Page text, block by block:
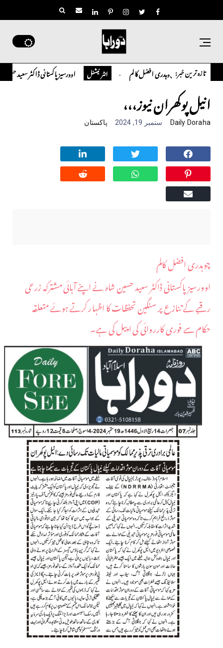
تازہ ترین خبر:
کالم چوہدری افضل کالم انٹر نیشنل اوورسیز پاکستانی ڈاکٹر سعید حسین
انیل پوکھران نیوز،،،
Daily Doraha ستمبر 19, 2024 پاکستان
چوہدری افضل کالم
اوورسیز پاکستانی ڈاکٹر سعید حسین شاہ نے اپنے آبائی مشترکہ زرعی
رقبے کے تنازع پر سنگین تحفظات کا اظہار کرتے ہوئے متعلقہ
حکام سے فوری کارروائی کی اپیل کی ہے۔